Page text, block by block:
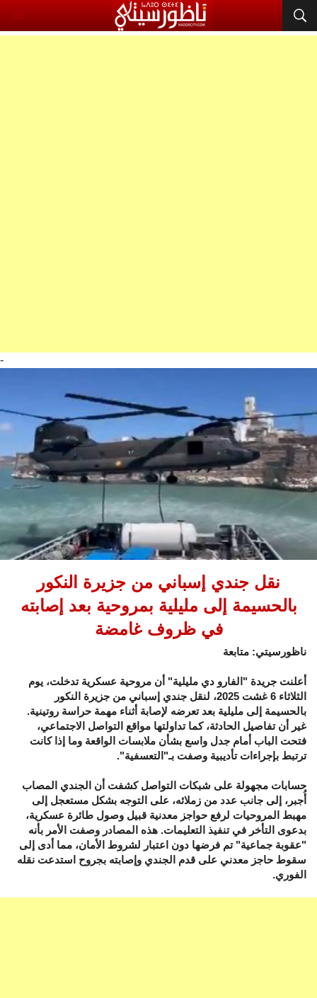
-
نقل جندي إسباني من جزيرة النكور
بالحسيمة إلى مليلية بمروحية بعد إصابته
في ظروف غامضة
ناظورسيتي: متابعة
أعلنت جريدة "الفارو دي مليلية" أن مروحية عسكرية تدخلت، يوم
الثلاثاء 6 غشت 2025، لنقل جندي إسباني من جزيرة النكور
بالحسيمة إلى مليلية بعد تعرضه لإصابة أثناء مهمة حراسة روتينية.
غير أن تفاصيل الحادثة، كما تداولتها مواقع التواصل الاجتماعي،
فتحت الباب أمام جدل واسع بشأن ملابسات الواقعة وما إذا كانت
ترتبط بإجراءات تأديبية وصفت بـ"التعسفية".
حسابات مجهولة على شبكات التواصل كشفت أن الجندي المصاب
أُجبر، إلى جانب عدد من زملائه، على التوجه بشكل مستعجل إلى
مهبط المروحيات لرفع حواجز معدنية قبيل وصول طائرة عسكرية،
بدعوى التأخر في تنفيذ التعليمات. هذه المصادر وصفت الأمر بأنه
"عقوبة جماعية" تم فرضها دون اعتبار لشروط الأمان، مما أدى إلى
سقوط حاجز معدني على قدم الجندي وإصابته بجروح استدعت نقله
الفوري.